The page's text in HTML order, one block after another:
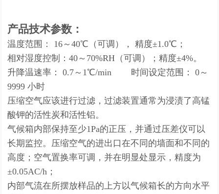
产品技术参数：
温度范围： 16～40℃（可调）， 精度±1.0℃；
相对湿度控制：40～70%RH（可调）；精度±4%。
升降温速率： 0.7～1℃/min 时间设定范围： 0～
9999 小时
压缩空气应该进行过滤，过滤装置通常为浸渍了高锰
酸钾的活性炭和活性铝。
气候箱内部保持至少1Pa的正压，并通过压差仪可以
长期监控。压缩空气的进出口在不同的墙面和不同的
高度；空气置换率可调，并在明显处显示，精度为
±0.05AC/h；
内部气流在所摆放样品的上方以气候箱长的方向水平